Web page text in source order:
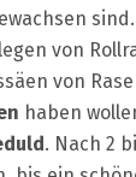
von
von
haben
. Nach 2